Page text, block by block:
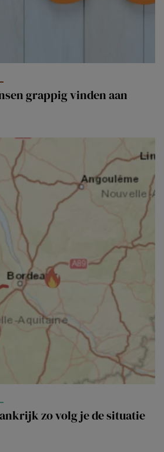
grappig vinden aan
zo volg je de situatie